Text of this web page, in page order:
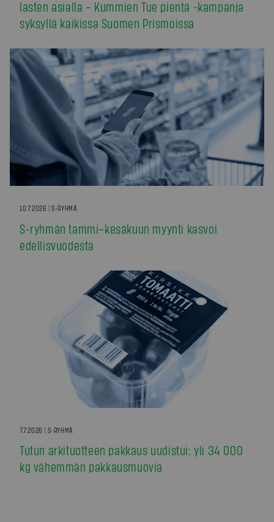
lasten asialla – Kummien Tue pientä -kampanja
syksyllä kaikissa Suomen Prismoissa
10.7.2026 | S-RYHMÄ
S-ryhmän tammi–kesäkuun myynti kasvoi
edellisvuodesta
7.7.2026 | S-RYHMÄ
Tutun arkituotteen pakkaus uudistui: yli 34 000
kg vähemmän pakkausmuovia